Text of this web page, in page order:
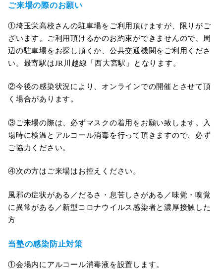
ご来場の際のお願い
①埼玉栄高校さんの駐車場をご利用頂けますが、限りがご
ざいます。ご利用頂けるかのお約束ができませんので、周
辺の駐車場をお探し頂くか、公共交通機関をご利用くださ
い。最寄駅はJR川越線「西大宮駅」となります。
②今後の感染状況により、オンラインでの開催とさせて頂
く場合があります。
③ご来場の際は、必ずマスクの着用をお願い致します。入
場時に検温とアルコール消毒を行って頂きますので、必ず
ご協力ください。
④次の方はご来場はお控えください。
風邪の症状がある／だるさ・息苦しさがある／味覚・嗅覚
に異常がある／新型コロナウイルス感染者と濃厚接触した
方
当塾の感染防止対策
①会場内にアルコール消毒液を設置します。